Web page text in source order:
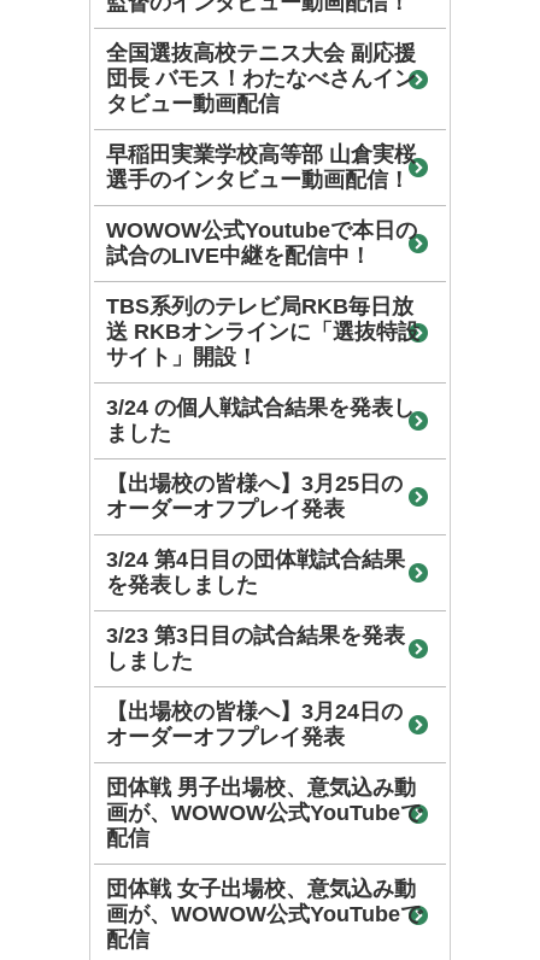
全国選抜高校テニス大会 副応援
団長 バモス！わたなべさんイン
タビュー動画配信
早稲田実業学校高等部 山倉実桜
選手のインタビュー動画配信！
WOWOW公式Youtubeで本日の
試合のLIVE中継を配信中！
TBS系列のテレビ局RKB毎日放
送 RKBオンラインに「選抜特設
サイト」開設！
3/24 の個人戦試合結果を発表し
ました
【出場校の皆様へ】3月25日の
オーダーオフプレイ発表
3/24 第4日目の団体戦試合結果
を発表しました
3/23 第3日目の試合結果を発表
しました
【出場校の皆様へ】3月24日の
オーダーオフプレイ発表
団体戦 男子出場校、意気込み動
画が、WOWOW公式YouTubeで
配信
団体戦 女子出場校、意気込み動
画が、WOWOW公式YouTubeで
配信